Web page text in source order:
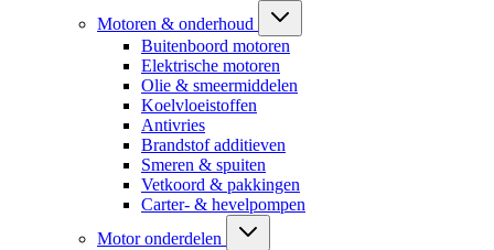
Motoren & onderhoud
Buitenboord motoren
Elektrische motoren
Olie & smeermiddelen
Koelvloeistoffen
Antivries
Brandstof additieven
Smeren & spuiten
Vetkoord & pakkingen
Carter- & hevelpompen
Motor onderdelen